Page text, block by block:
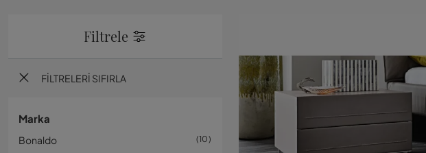
Filtrele
FILTRELERI SIFIRLA
Marka
Bonaldo 10